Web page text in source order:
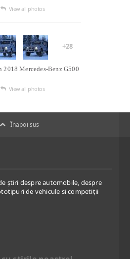
View all photos
+28
Mercedes-Benz G500
View all photos
Înapoi sus
știri despre automobile, despre
de vehicule si competiții